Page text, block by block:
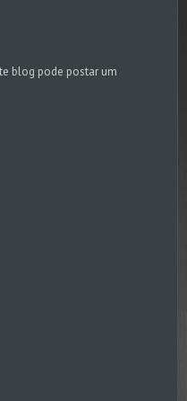
blog pode postar um